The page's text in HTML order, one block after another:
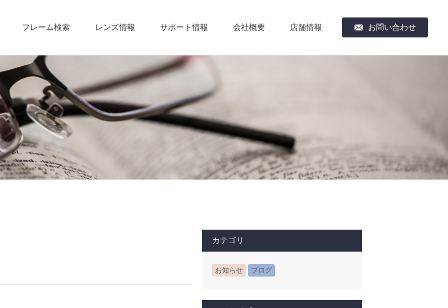
フレーム検索 レンズ情報 サポート情報 会社概要 店舗情報 お問い合わせ
カテゴリ
お知らせ ブログ